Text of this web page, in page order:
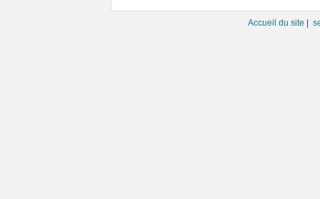
Accueil du site